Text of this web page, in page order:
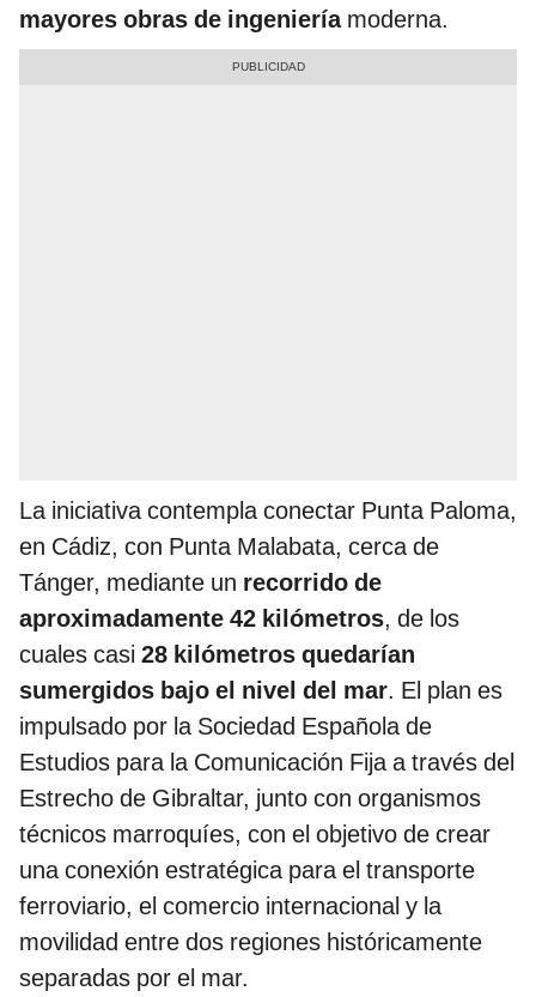
mayores obras de ingenieríamoderna.
La iniciativa contempla conectar Punta Paloma,
en Cádiz, con Punta Malabata, cerca de
Tánger, mediante un recorrido de
aproximadamente 42 kilómetros, de los
cuales casi 28 kilómetros quedarían
sumergidos bajo el nivel del mar. El plan es
impulsado por la Sociedad Española de
Estudios para la Comunicación Fija a través del
Estrecho de Gibraltar, junto con organismos
técnicos marroquíes, con el objetivo de crear
una conexión estratégica para el transporte
ferroviario, el comercio internacional y la
movilidad entre dos regiones históricamente
separadas por el mar.